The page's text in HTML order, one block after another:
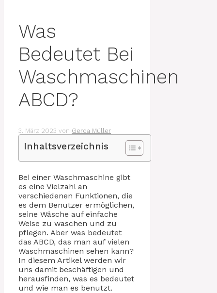
Was
Bedeutet Bei
Waschmaschinen
ABCD?
3. März 2023 von Gerda Müller
Inhaltsverzeichnis
Bei einer Waschmaschine gibt
es eine Vielzahl an
verschiedenen Funktionen, die
es dem Benutzer ermöglichen,
seine Wäsche auf einfache
Weise zu waschen und zu
pflegen. Aber was bedeutet
das ABCD, das man auf vielen
Waschmaschinen sehen kann?
In diesem Artikel werden wir
uns damit beschäftigen und
herausfinden, was es bedeutet
und wie man es benutzt.